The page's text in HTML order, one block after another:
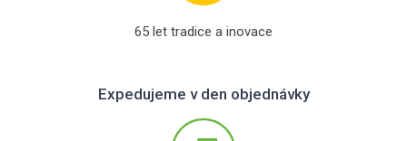
65 let tradice a inovace
Expedujeme v den objednávky